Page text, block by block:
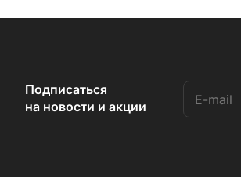
Подписаться
на новости и акции